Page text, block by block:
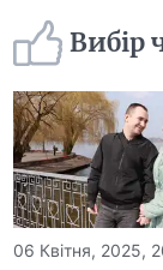
Вибір
06 Квітня, 2025,